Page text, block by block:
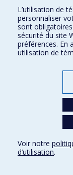
Nous trouver
Plan du site
Accessibilité
Conditions
L’utilisation de
personnaliser
sont
sécurité du site
préférences. En
utilisation de
Voir notre
d’utilisation.